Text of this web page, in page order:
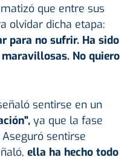
que entre sus
olvidar dicha etapa:
para no sufrir. Ha sido
No quiero
sentirse en un
ya que la fase
sentirse
ella ha hecho todo